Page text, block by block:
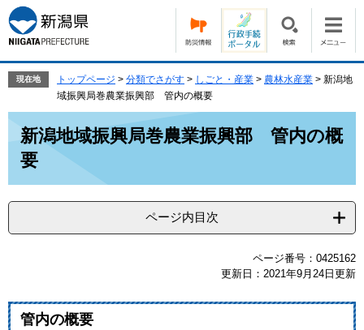
ー
ジ
の
で
す。
ニ
ュ
ー
ば
現在地 トップページ > 分類でさがす > しごと・産業 > 農林水産業 > 新潟地
域振興局巻農業振興部 管内の概要
新潟地域振興局巻農業振興部 管内の概
要
ページ内目次
ページ番号：0425162
更新日：2021年9月24日更新
管内の概要